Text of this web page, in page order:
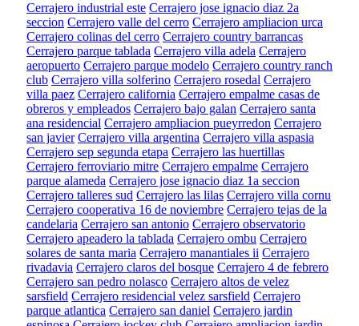
Cerrajero industrial este Cerrajero jose ignacio diaz 2a
seccion Cerrajero valle del cerro Cerrajero ampliacion urca
Cerrajero colinas del cerro Cerrajero country barrancas
Cerrajero parque tablada Cerrajero villa adela Cerrajero
aeropuerto Cerrajero parque modelo Cerrajero country ranch
club Cerrajero villa solferino Cerrajero rosedal Cerrajero
villa paez Cerrajero california Cerrajero empalme casas de
obreros y empleados Cerrajero bajo galan Cerrajero santa
ana residencial Cerrajero ampliacion pueyrredon Cerrajero
san javier Cerrajero villa argentina Cerrajero villa aspasia
Cerrajero sep segunda etapa Cerrajero las huertillas
Cerrajero ferroviario mitre Cerrajero empalme Cerrajero
parque alameda Cerrajero jose ignacio diaz 1a seccion
Cerrajero talleres sud Cerrajero las lilas Cerrajero villa cornu
Cerrajero cooperativa 16 de noviembre Cerrajero tejas de la
candelaria Cerrajero san antonio Cerrajero observatorio
Cerrajero apeadero la tablada Cerrajero ombu Cerrajero
solares de santa maria Cerrajero manantiales ii Cerrajero
rivadavia Cerrajero claros del bosque Cerrajero 4 de febrero
Cerrajero san pedro nolasco Cerrajero altos de velez
sarsfield Cerrajero residencial velez sarsfield Cerrajero
parque atlantica Cerrajero san daniel Cerrajero jardin